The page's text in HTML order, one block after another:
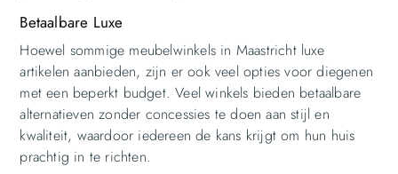
Betaalbare Luxe
Hoewel sommige meubelwinkels in Maastricht luxe
artikelen aanbieden, zijn er ook veel opties voor diegenen
met een beperkt budget. Veel winkels bieden betaalbare
alternatieven zonder concessies te doen aan stijl en
kwaliteit, waardoor iedereen de kans krijgt om hun huis
prachtig in te richten.